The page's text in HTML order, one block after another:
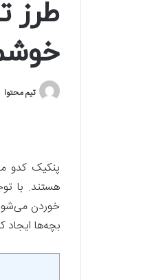
طرز
تیم محتوا
پنکیک کدو
هستند. با
خوردن
بچه‌ها ایجاد